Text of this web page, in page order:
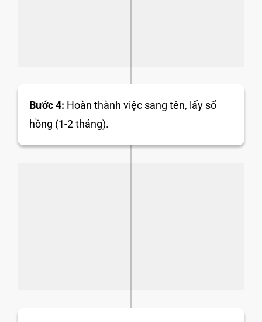
Bước 4: Hoàn thành việc sang tên, lấy sổ
hồng (1-2 tháng).